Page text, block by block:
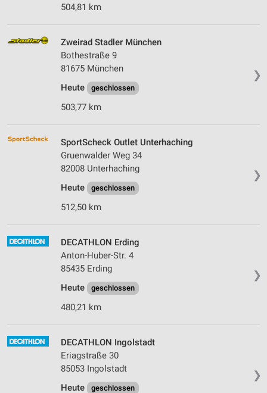
504,81 km
❯
Zweirad Stadler München
Bothestraße 9
81675 München
Heute
geschlossen
503,77 km
❯
SportScheck Outlet Unterhaching
Gruenwalder Weg 34
82008 Unterhaching
Heute
geschlossen
512,50 km
❯
DECATHLON Erding
Anton-Huber-Str. 4
85435 Erding
Heute
geschlossen
480,21 km
❯
DECATHLON Ingolstadt
Eriagstraße 30
85053 Ingolstadt
Heute
geschlossen